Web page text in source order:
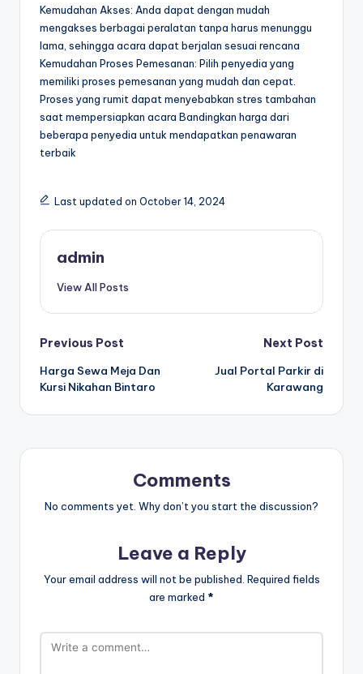
Kemudahan Akses: Anda dapat dengan mudah
mengakses berbagai peralatan tanpa harus menunggu
lama, sehingga acara dapat berjalan sesuai rencana
Kemudahan Proses Pemesanan: Pilih penyedia yang
memiliki proses pemesanan yang mudah dan cepat.
Proses yang rumit dapat menyebabkan stres tambahan
saat mempersiapkan acara Bandingkan harga dari
beberapa penyedia untuk mendapatkan penawaran
terbaik
Last updated on October 14, 2024
admin
View All Posts
Post
navigation
Previous Post
Harga Sewa Meja Dan
Kursi Nikahan Bintaro
Next Post
Jual Portal Parkir di
Karawang
Comments
No comments yet. Why don’t you start the discussion?
Leave a Reply
Your email address will not be published. Required fields
are marked *